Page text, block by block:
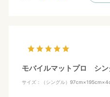
モバイルマットプロ シン
サイズ：（シングル）